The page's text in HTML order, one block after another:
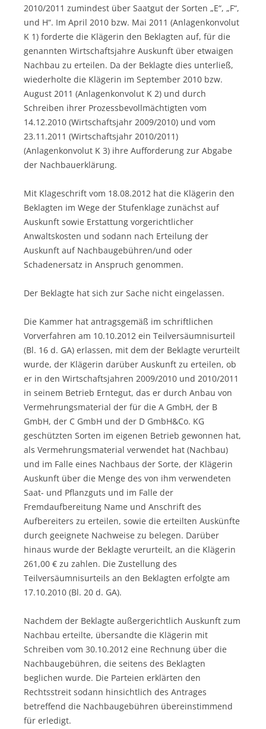
2010/2011 zumindest über Saatgut der Sorten „E“, „F“,
und H“. Im April 2010 bzw. Mai 2011 (Anlagenkonvolut
K 1) forderte die Klägerin den Beklagten auf, für die
genannten Wirtschaftsjahre Auskunft über etwaigen
Nachbau zu erteilen. Da der Beklagte dies unterließ,
wiederholte die Klägerin im September 2010 bzw.
August 2011 (Anlagenkonvolut K 2) und durch
Schreiben ihrer Prozessbevollmächtigten vom
14.12.2010 (Wirtschaftsjahr 2009/2010) und vom
23.11.2011 (Wirtschaftsjahr 2010/2011)
(Anlagenkonvolut K 3) ihre Aufforderung zur Abgabe
der Nachbauerklärung.
Mit Klageschrift vom 18.08.2012 hat die Klägerin den
Beklagten im Wege der Stufenklage zunächst auf
Auskunft sowie Erstattung vorgerichtlicher
Anwaltskosten und sodann nach Erteilung der
Auskunft auf Nachbaugebühren/und oder
Schadenersatz in Anspruch genommen.
Der Beklagte hat sich zur Sache nicht eingelassen.
Die Kammer hat antragsgemäß im schriftlichen
Vorverfahren am 10.10.2012 ein Teilversäumnisurteil
(Bl. 16 d. GA) erlassen, mit dem der Beklagte verurteilt
wurde, der Klägerin darüber Auskunft zu erteilen, ob
er in den Wirtschaftsjahren 2009/2010 und 2010/2011
in seinem Betrieb Erntegut, das er durch Anbau von
Vermehrungsmaterial der für die A GmbH, der B
GmbH, der C GmbH und der D GmbH&Co. KG
geschützten Sorten im eigenen Betrieb gewonnen hat,
als Vermehrungsmaterial verwendet hat (Nachbau)
und im Falle eines Nachbaus der Sorte, der Klägerin
Auskunft über die Menge des von ihm verwendeten
Saat- und Pflanzguts und im Falle der
Fremdaufbereitung Name und Anschrift des
Aufbereiters zu erteilen, sowie die erteilten Auskünfte
durch geeignete Nachweise zu belegen. Darüber
hinaus wurde der Beklagte verurteilt, an die Klägerin
261,00 € zu zahlen. Die Zustellung des
Teilversäumnisurteils an den Beklagten erfolgte am
17.10.2010 (Bl. 20 d. GA).
Nachdem der Beklagte außergerichtlich Auskunft zum
Nachbau erteilte, übersandte die Klägerin mit
Schreiben vom 30.10.2012 eine Rechnung über die
Nachbaugebühren, die seitens des Beklagten
beglichen wurde. Die Parteien erklärten den
Rechtsstreit sodann hinsichtlich des Antrages
betreffend die Nachbaugebühren übereinstimmend
für erledigt.